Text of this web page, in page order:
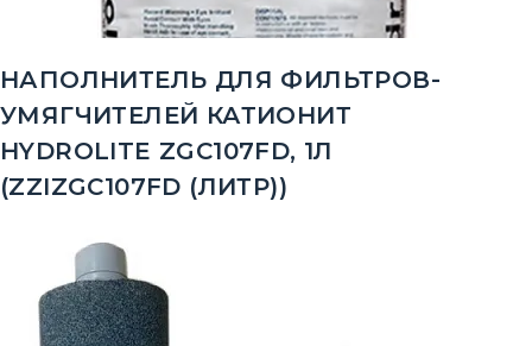
НАПОЛНИТЕЛЬ ДЛЯ ФИЛЬТРОВ-
УМЯГЧИТЕЛЕЙ КАТИОНИТ
HYDROLITE ZGC107FD, 1Л
(ZZIZGC107FD (ЛИТР))